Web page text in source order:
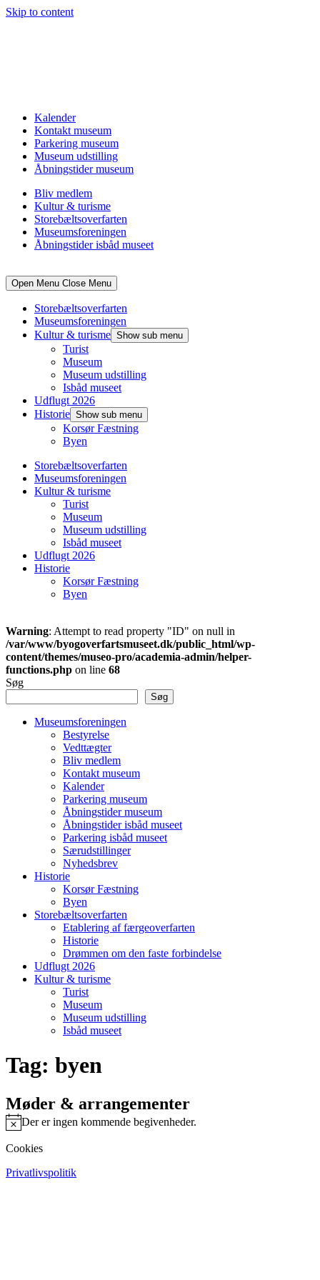
Skip to content
Kalender
Kontakt museum
Parkering museum
Museum udstilling
Åbningstider museum
Bliv medlem
Kultur & turisme
Storebæltsoverfarten
Museumsforeningen
Åbningstider isbåd museet
Open Menu Close Menu
Storebæltsoverfarten
Museumsforeningen
Kultur & turisme Show sub menu
Turist
Museum
Museum udstilling
Isbåd museet
Udflugt 2026
Historie Show sub menu
Korsør Fæstning
Byen
Storebæltsoverfarten
Museumsforeningen
Kultur & turisme
Turist
Museum
Museum udstilling
Isbåd museet
Udflugt 2026
Historie
Korsør Fæstning
Byen
Warning: Attempt to read property "ID" on null in
/var/www/byogoverfartsmuseet.dk/public_html/wp-
content/themes/museo-pro/academia-admin/helper-
functions.php on line 68
Søg
Søg
Museumsforeningen
Bestyrelse
Vedttægter
Bliv medlem
Kontakt museum
Kalender
Parkering museum
Åbningstider museum
Åbningstider isbåd museet
Parkering isbåd museet
Særudstillinger
Nyhedsbrev
Historie
Korsør Fæstning
Byen
Storebæltsoverfarten
Etablering af færgeoverfarten
Historie
Drømmen om den faste forbindelse
Udflugt 2026
Kultur & turisme
Turist
Museum
Museum udstilling
Isbåd museet
Tag: byen
Møder & arrangementer
NoticeDer er ingen kommende begivenheder.
Cookies
Privatlivspolitik